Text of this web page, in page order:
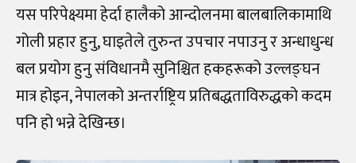
यस परिपेक्ष्यमा हेर्दा हालैको आन्दोलनमा बालबालिकामाथि
गोली प्रहार हुनु, घाइतेले तुरुन्त उपचार नपाउनु र अन्धाधुन्ध
बल प्रयोग हुनु संविधानमै सुनिश्चित हकहरूको उल्लङ्घन
मात्र होइन, नेपालको अन्तर्राष्ट्रिय प्रतिबद्धताविरुद्धको कदम
पनि हो भन्ने देखिन्छ।